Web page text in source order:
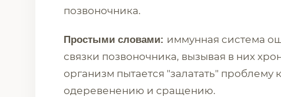
позвоночника.
Простыми словами: иммунная система
связки позвоночника, вызывая в них
организм пытается "залатать" проблему
одеревенению и сращению.